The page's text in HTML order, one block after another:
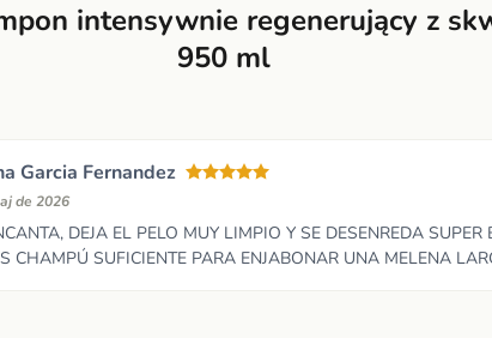
intensywnie regenerujący z
950 ml
Garcia Fernandez
de 2026
DEJA EL PELO MUY LIMPIO Y SE DESENREDA
CHAMPÚ SUFICIENTE PARA ENJABONAR UNA MELENA